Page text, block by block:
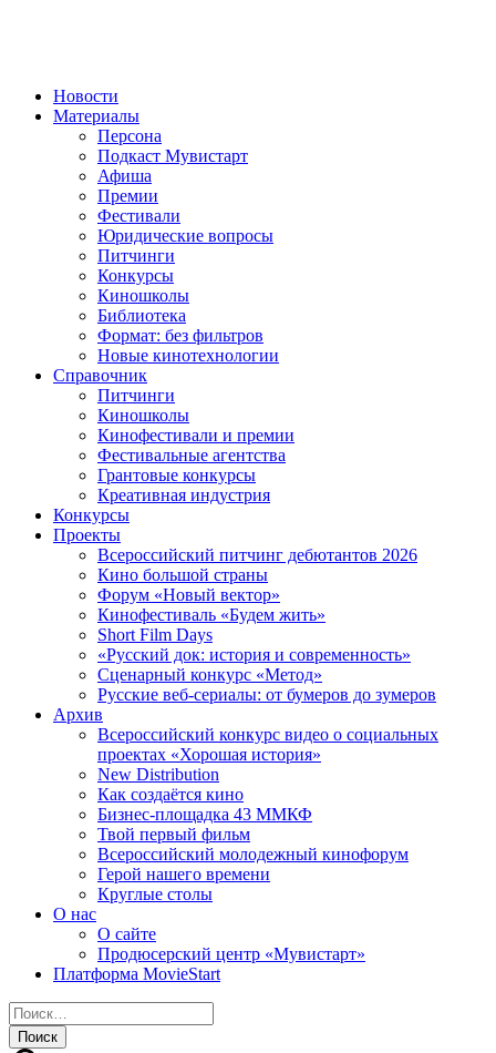
Новости
Материалы
Персона
Подкаст Мувистарт
Афиша
Премии
Фестивали
Юридические вопросы
Питчинги
Конкурсы
Киношколы
Библиотека
Формат: без фильтров
Новые кинотехнологии
Справочник
Питчинги
Киношколы
Кинофестивали и премии
Фестивальные агентства
Грантовые конкурсы
Креативная индустрия
Конкурсы
Проекты
Всероссийский питчинг дебютантов 2026
Кино большой страны
Форум «Новый вектор»
Кинофестиваль «Будем жить»
Short Film Days
«Русский док: история и современность»
Сценарный конкурс «Метод»
Русские веб-сериалы: от бумеров до зумеров
Архив
Всероссийский конкурс видео о социальных
проектах «Хорошая история»
New Distribution
Как создаётся кино
Бизнес-площадка 43 ММКФ
Твой первый фильм
Всероссийский молодежный кинофорум
Герой нашего времени
Круглые столы
О нас
О сайте
Продюсерский центр «Мувистарт»
Платформа MovieStart